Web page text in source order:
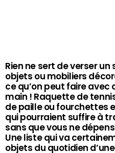
Rien ne sert de verser
objets ou mobiliers
ce qu’on peut faire avec
main ! Raquette de
de paille ou fourchettes
qui pourraient suffire à
sans que vous ne
Une liste qui va
objets du quotidien